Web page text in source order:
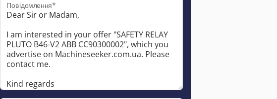
Повідомлення*